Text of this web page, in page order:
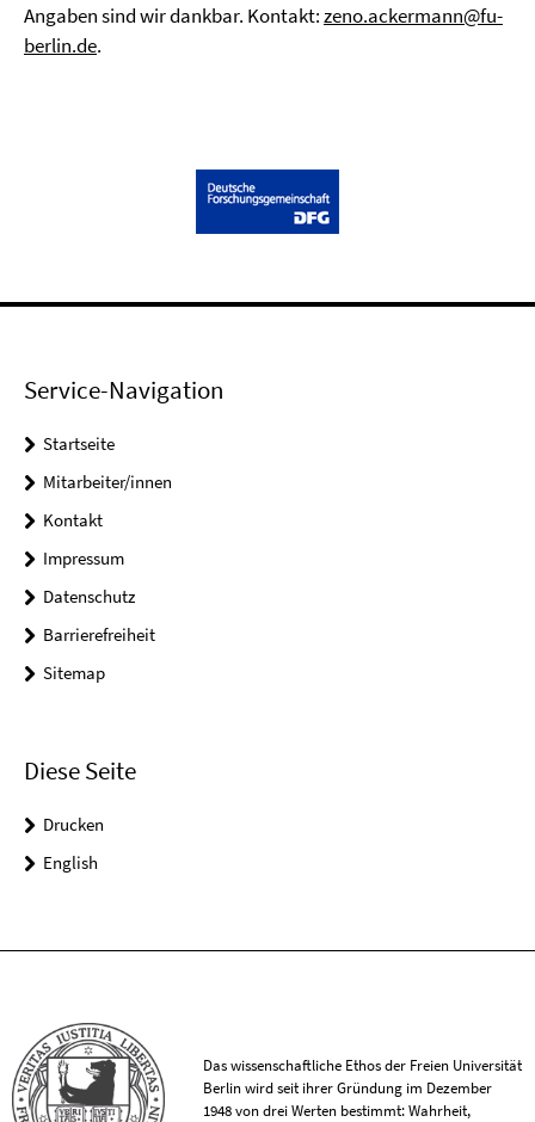
Angaben sind wir dankbar. Kontakt:zeno.ackermann@fu-
berlin.de.
Service-Navigation
Startseite
Mitarbeiter/innen
Kontakt
Impressum
Datenschutz
Barrierefreiheit
Sitemap
Diese Seite
Drucken
English
Das wissenschaftliche Ethos der Freien Universität
Berlin wird seit ihrer Gründung im Dezember
1948 von drei Werten bestimmt: Wahrheit,